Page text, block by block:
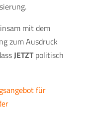
mit dem
zum Ausdruck
JETZTpolitisch
für